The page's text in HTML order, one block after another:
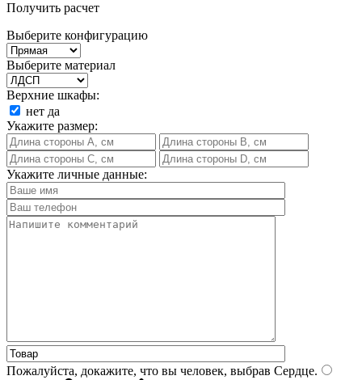
Получить расчет
Выберите конфигурацию
Выберите материал
Верхние шкафы:
нет да
Укажите размер:
Укажите личные данные:
Пожалуйста, докажите, что вы человек, выбрав Сердце.